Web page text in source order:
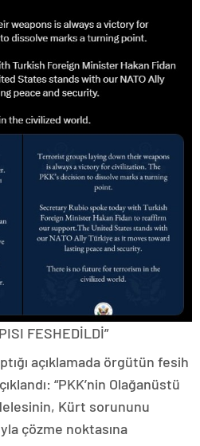
FESHEDİLDİ”
açıklamada örgütün fesih
“PKK’nin Olağanüstü
Kürt sorununu
çözme noktasına